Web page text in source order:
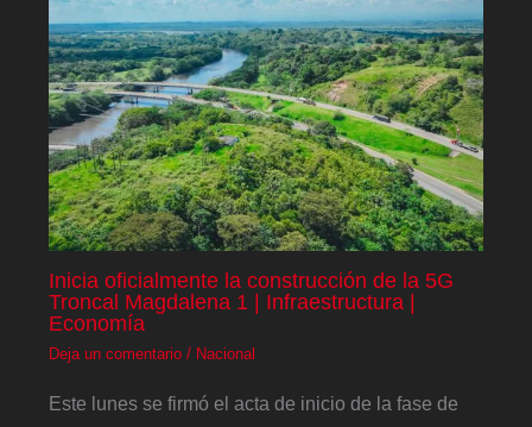
Inicia oficialmente la construcción de la 5G
Troncal Magdalena 1 | Infraestructura |
Economía
Deja un comentario / Nacional
Este lunes se firmó el acta de inicio de la fase de